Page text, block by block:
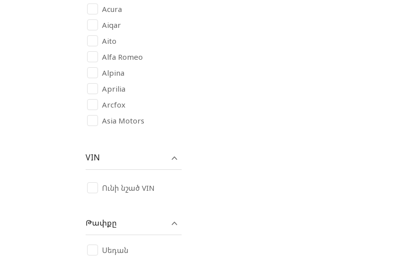
Acura
Aiqar
Aito
Alfa Romeo
Alpina
Aprilia
Arcfox
Asia Motors
Avatr
AVIA
BAW
Belarus
VIN
Ունի նշած VIN
Թափքը
Սեդան